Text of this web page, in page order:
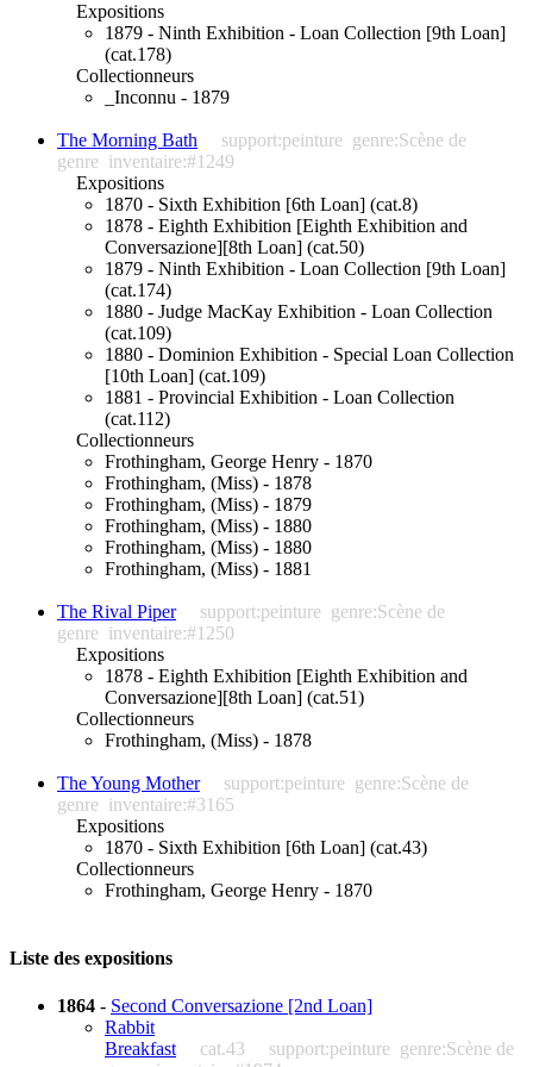
Expositions
1879 - Ninth Exhibition - Loan Collection [9th Loan]
(cat.178)
Collectionneurs
_Inconnu - 1879
The Morning Bath support:peinture genre:Scène de
genre inventaire:#1249
Expositions
1870 - Sixth Exhibition [6th Loan] (cat.8)
1878 - Eighth Exhibition [Eighth Exhibition and
Conversazione][8th Loan] (cat.50)
1879 - Ninth Exhibition - Loan Collection [9th Loan]
(cat.174)
1880 - Judge MacKay Exhibition - Loan Collection
(cat.109)
1880 - Dominion Exhibition - Special Loan Collection
[10th Loan] (cat.109)
1881 - Provincial Exhibition - Loan Collection
(cat.112)
Collectionneurs
Frothingham, George Henry - 1870
Frothingham, (Miss) - 1878
Frothingham, (Miss) - 1879
Frothingham, (Miss) - 1880
Frothingham, (Miss) - 1880
Frothingham, (Miss) - 1881
The Rival Piper support:peinture genre:Scène de
genre inventaire:#1250
Expositions
1878 - Eighth Exhibition [Eighth Exhibition and
Conversazione][8th Loan] (cat.51)
Collectionneurs
Frothingham, (Miss) - 1878
The Young Mother support:peinture genre:Scène de
genre inventaire:#3165
Expositions
1870 - Sixth Exhibition [6th Loan] (cat.43)
Collectionneurs
Frothingham, George Henry - 1870
Liste des expositions
1864 - Second Conversazione [2nd Loan]
Rabbit
Breakfast
cat.43 support:peinture genre:Scène de